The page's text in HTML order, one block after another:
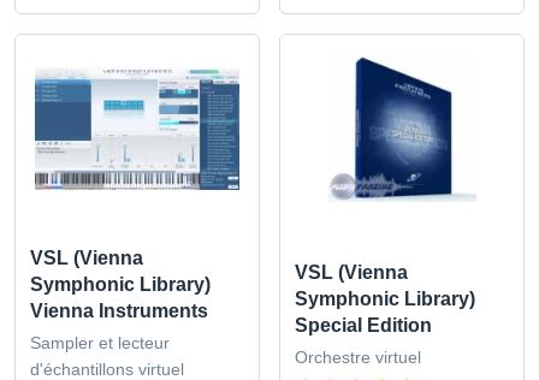
VSL (Vienna
Symphonic Library)
Vienna Instruments
Sampler et lecteur
d'échantillons virtuel
VSL (Vienna
Symphonic Library)
Special Edition
Orchestre virtuel